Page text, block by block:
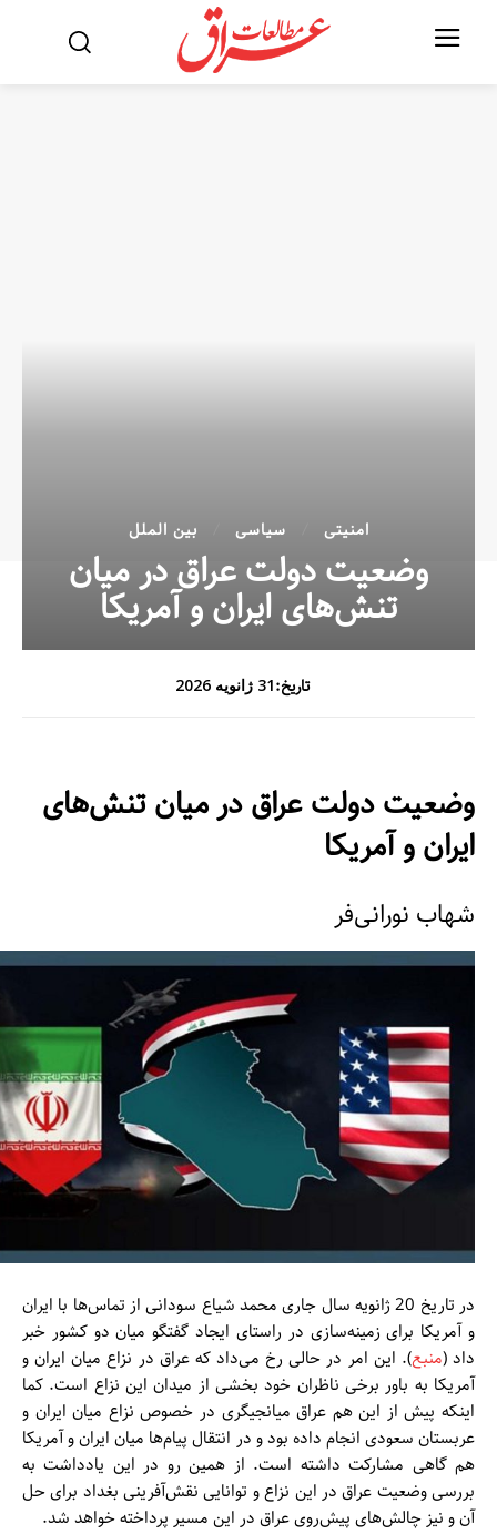
امنیتی سیاسی بین الملل
وضعیت دولت عراق در میان
تنش‌های ایران و آمریکا
تاریخ:31 ژانویه 2026
وضعیت دولت عراق در میان تنش‌های
ایران و آمریکا
شهاب نورانی‌فر
در تاریخ 20 ژانویه سال جاری محمد شیاع سودانی از تماس‌ها با ایران
و آمریکا برای زمینه‌سازی در راستای ایجاد گفتگو میان دو کشور خبر
داد (منبع). این امر در حالی رخ می‌داد که عراق در نزاع میان ایران و
آمریکا به باور برخی ناظران خود بخشی از میدان این نزاع است. کما
اینکه پیش از این هم عراق میانجیگری در خصوص نزاع میان ایران و
عربستان سعودی انجام داده بود و در انتقال پیام‌ها میان ایران و آمریکا
هم گاهی مشارکت داشته است. از همین رو در این یادداشت به
بررسی وضعیت عراق در این نزاع و توانایی نقش‌آفرینی بغداد برای حل
آن و نیز چالش‌های پیش‌روی عراق در این مسیر پرداخته خواهد شد.